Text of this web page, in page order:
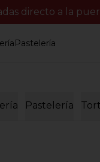
directo a la
Pastelería
Pastelería